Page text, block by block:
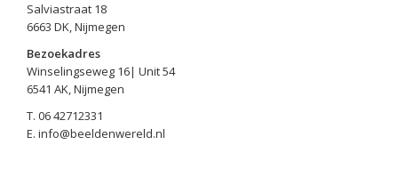
Salviastraat 18
6663 DK, Nijmegen
Bezoekadres
Winselingseweg 16| Unit 54
6541 AK, Nijmegen
T. 06 42712331
E. info@beeldenwereld.nl